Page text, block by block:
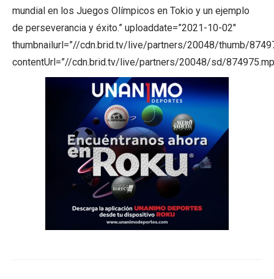
mundial en los Juegos Olímpicos en Tokio y un ejemplo
de perseverancia y éxito.” uploaddate=”2021-10-02″
thumbnailurl=”//cdn.brid.tv/live/partners/20048/thumb/
contentUrl=”//cdn.brid.tv/live/partners/20048/sd/